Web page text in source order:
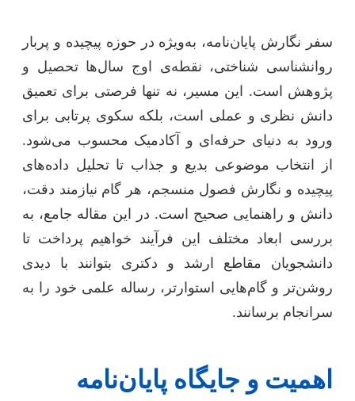
سفر نگارش پایان‌نامه، به‌ویژه در حوزه پیچیده و پربار
روانشناسی شناختی، نقطه‌ی اوج سال‌ها تحصیل و
پژوهش است. این مسیر، نه تنها فرصتی برای تعمیق
دانش نظری و عملی است، بلکه سکوی پرتابی برای
ورود به دنیای حرفه‌ای و آکادمیک محسوب می‌شود.
از انتخاب موضوعی بدیع و جذاب تا تحلیل داده‌های
پیچیده و نگارش فصول منسجم، هر گام نیازمند دقت،
دانش و راهنمایی صحیح است. در این مقاله جامع، به
بررسی ابعاد مختلف این فرآیند خواهیم پرداخت تا
دانشجویان مقاطع ارشد و دکتری بتوانند با دیدی
روشن‌تر و گام‌هایی استوارتر، رساله علمی خود را به
سرانجام برسانند.
اهمیت و جایگاه پایان‌نامه